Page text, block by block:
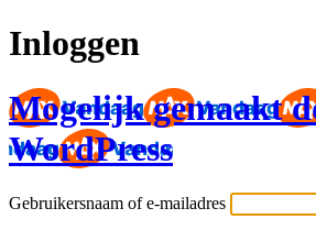
Inloggen
Mogelijk gemaakt
WordPress
Gebruikersnaam of e-mailadres